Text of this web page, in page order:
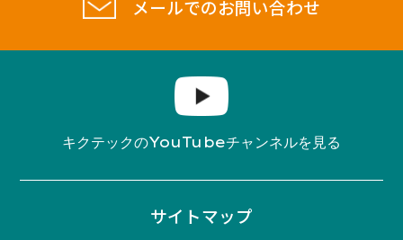
メールでのお問い合わせ
キクテックのYouTubeチャンネルを見る
サイトマップ